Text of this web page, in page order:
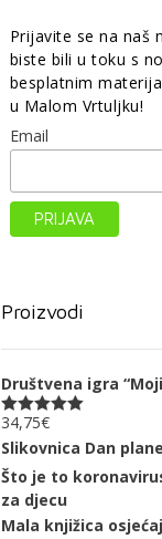
Prijavite se na naš
biste bili u toku s
besplatnim
u Malom Vrtuljku!
Email
Proizvodi
Društvena igra
Ocjenjeno
5.00 od 5
34,75€
Slikovnica Dan
Što je to
za djecu
Mala knjižica